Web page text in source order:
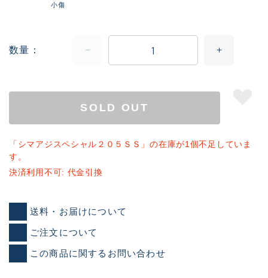
小傷
数量
SOLD OUT
「シマアジスペシャル２０５ＳＳ」の在庫が1個不足していま
す。
決済利用不可: 代金引換
送料・お届けについて
ご注文について
この商品に関するお問い合わせ